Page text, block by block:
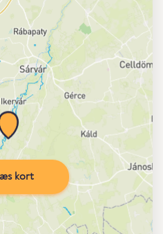
kort